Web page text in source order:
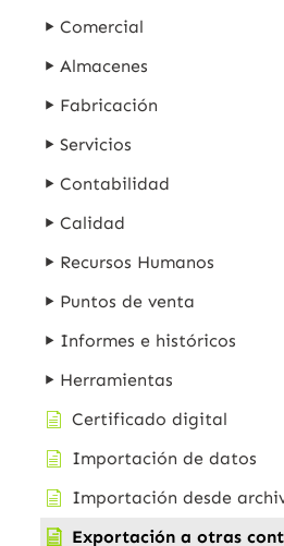
Comercial
Almacenes
Fabricación
Servicios
Contabilidad
Calidad
Recursos Humanos
Puntos de venta
Informes e históricos
Herramientas
Certificado digital
Importación de datos
Importación desde
Exportación a otras